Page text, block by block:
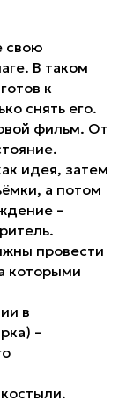
свою
В таком
к
снять его.
фильм. От
идея, затем
а потом
–
провести
которыми
в
–